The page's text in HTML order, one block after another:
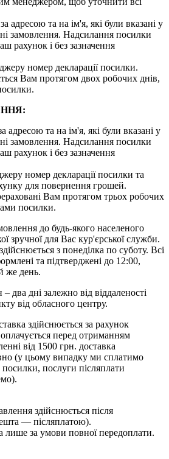
та на ім'я, які були вказані у
замовлення. Надсилання посилки
Ваш рахунок і без зазначення
номер декларації посилки.
Вам протягом двох робочих днів,
та на ім'я, які були вказані у
замовлення. Надсилання посилки
Ваш рахунок і без зазначення
номер декларації посилки та
для повернення грошей.
Вам протягом трьох робочих
посилки.
до будь-якого населеного
зручної для Вас кур'єрської служби.
з понеділка по суботу. Всі
та підтверджені до 12:00,
же день.
два дні залежно від віддаленості
від обласного центру.
здійснюється за рахунок
перед отриманням
від 1500 грн. доставка
(у цьому випадку ми сплатимо
послуги післяплати
здійснюється після
— післяплатою).
за умови повної передоплати.